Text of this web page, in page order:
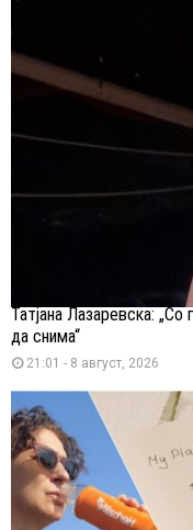
Татјана Лазаревска: „Со
да снима“
21:01 - 8 август, 2026